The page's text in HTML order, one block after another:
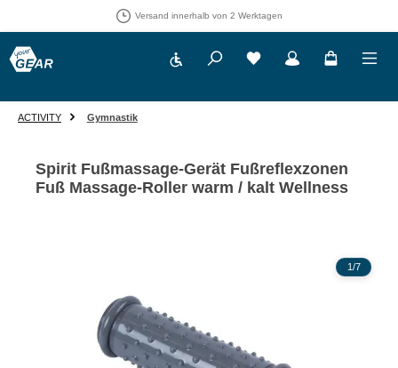
Versand innerhalb von 2 Werktagen
Werkzeugleiste anzeigenDu hast 0 Produkte auf
ACTIVITY Gymnastik
Spirit Fußmassage-Gerät Fußreflexzonen
Fuß Massage-Roller warm / kalt Wellness
1/7